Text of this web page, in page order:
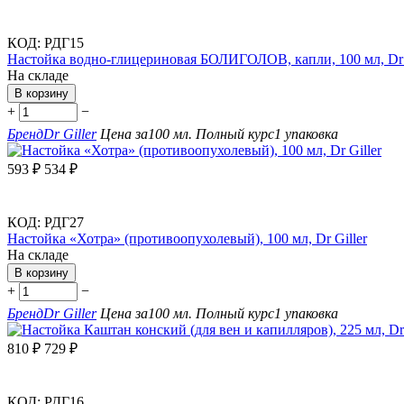
КОД: РДГ15
Настойка водно-глицериновая БОЛИГОЛОВ, капли, 100 мл,
На складе
В корзину
+
−
БрендDr Giller Цена за100 мл. Полный курс1 упаковка
593 ₽ 534 ₽
КОД: РДГ27
Настойка «Хотра» (противоопухолевый), 100 мл, Dr Giller
На складе
В корзину
+
−
БрендDr Giller Цена за100 мл. Полный курс1 упаковка
810 ₽ 729 ₽